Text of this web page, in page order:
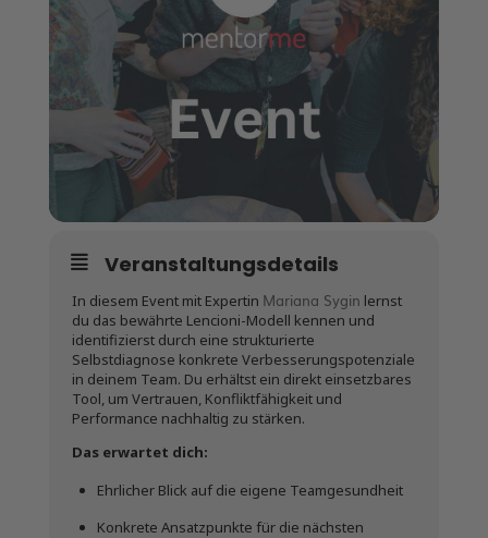
Veranstaltungsdetails
In diesem Event mit Expertin Mariana Sygin lernst
du das bewährte Lencioni-Modell kennen und
identifizierst durch eine strukturierte
Selbstdiagnose konkrete Verbesserungspotenziale
in deinem Team. Du erhältst ein direkt einsetzbares
Tool, um Vertrauen, Konfliktfähigkeit und
Performance nachhaltig zu stärken.
Das erwartet dich:
Ehrlicher Blick auf die eigene Teamgesundheit
Konkrete Ansatzpunkte für die nächsten